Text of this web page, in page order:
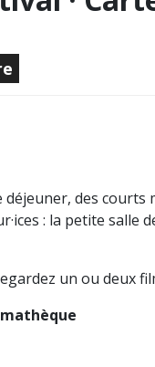
déjeuner, des
: la petite salle
un ou deux